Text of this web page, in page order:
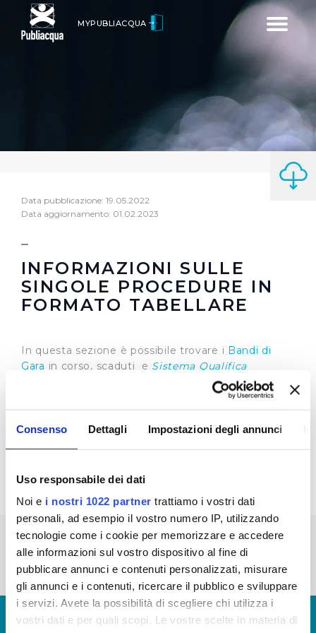
Consenso Dettagli Impostazioni degli annunci
Uso responsabile dei dati
Noi e i nostri 1022 partner trattiamo i vostri dati
personali, ad esempio il vostro numero IP, utilizzando
tecnologie come i cookie per memorizzare e accedere
alle informazioni sul vostro dispositivo al fine di
pubblicare annunci e contenuti personalizzati, misurare
gli annunci e i contenuti, ricercare il pubblico e sviluppare
i servizi. Avete la possibilità di scegliere chi utilizza i
vostri dati e per quali scopi. Le vostre scelte in materia di
Toggle
MYPUBLIACQUA
Data pubblicazione: 19.05.2022
Data aggiornamento: 01.02.2023
INFORMAZIONI SULLE
SINGOLE PROCEDURE IN
FORMATO TABELLARE
In questa sezione è possibile trovare i Bandi di
Gara in corso, scaduti e Sistema Qualifica
2014-2015-2016-2017-2018-2019-2020-2021
(visualizza documentazione)
« prima ‹ precedente 1 2 3 4
6
7
© Copyright 2017 - 2026
GLOSSARIO